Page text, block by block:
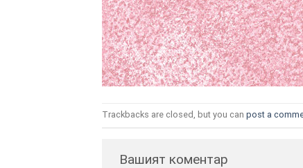
Trackbacks are closed, but you can post a
Вашият коментар